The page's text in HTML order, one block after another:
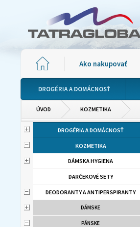
Ako nakupovať
DROGÉRIA A DOMÁCNOSŤ
ÚVOD KOZMETIKA
DROGÉRIA A DOMÁCNOSŤ
KOZMETIKA
DÁMSKA HYGIENA
DARČEKOVÉ SETY
DEODORANTY A ANTIPERSPIRANTY
DÁMSKE
PÁNSKE